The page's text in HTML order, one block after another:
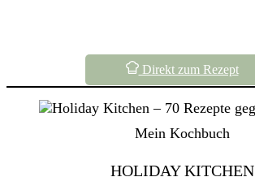
Direkt zum Rezept
Mein Kochbuch
HOLIDAY KITCHEN